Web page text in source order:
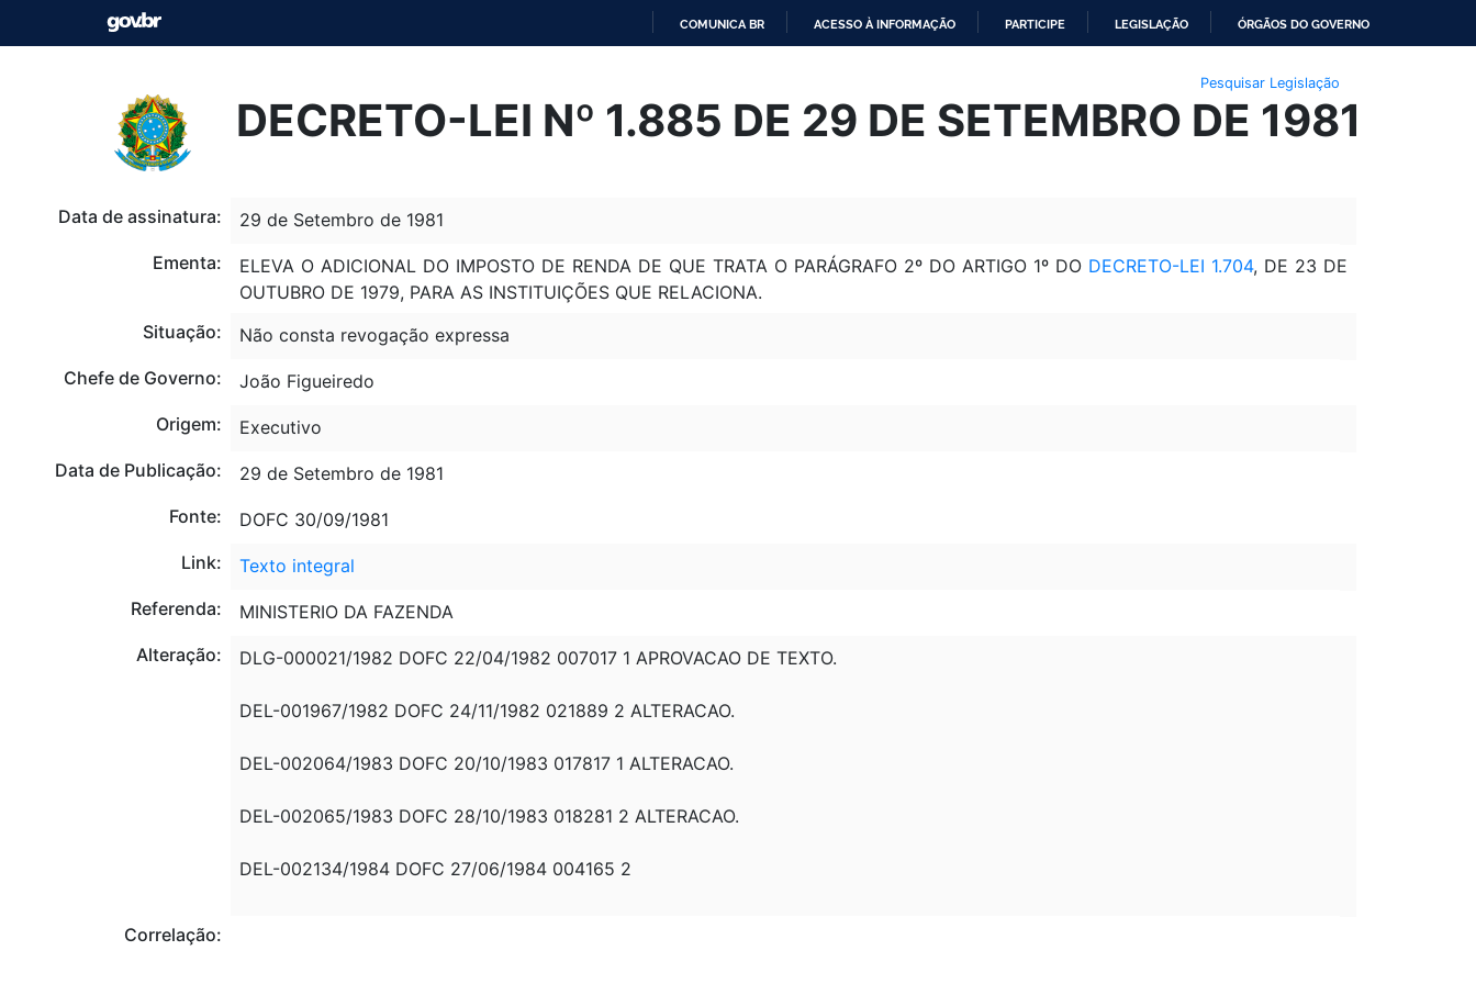
O
CONTEÚDO
COMUNICA BR ACESSO À INFORMAÇÃO PARTICIPE LEGISLAÇÃO ÓRGÃOS DO GOVERNO
Pesquisar Legislação
DECRETO-LEI Nº 1.885 DE 29 DE SETEMBRO DE 1981
Data de assinatura:
29 de Setembro de 1981
Ementa:
ELEVA O ADICIONAL DO IMPOSTO DE RENDA DE QUE TRATA O PARÁGRAFO 2º DO ARTIGO 1º DO DECRETO-LEI 1.704, DE 23 DE
OUTUBRO DE 1979, PARA AS INSTITUIÇÕES QUE RELACIONA.
Situação:
Não consta revogação expressa
Chefe de Governo:
João Figueiredo
Origem:
Executivo
Data de Publicação:
29 de Setembro de 1981
Fonte:
DOFC 30/09/1981
Link:
Texto integral
Referenda:
MINISTERIO DA FAZENDA
Alteração:
DLG-000021/1982 DOFC 22/04/1982 007017 1 APROVACAO DE TEXTO.
DEL-001967/1982 DOFC 24/11/1982 021889 2 ALTERACAO.
DEL-002064/1983 DOFC 20/10/1983 017817 1 ALTERACAO.
DEL-002065/1983 DOFC 28/10/1983 018281 2 ALTERACAO.
DEL-002134/1984 DOFC 27/06/1984 004165 2
Correlação: